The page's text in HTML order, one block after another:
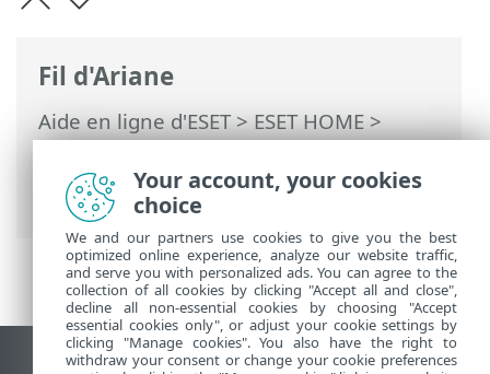
Fil d'Ariane
Aide en ligne d'ESET>ESET HOME>
Documents juridiques >Conditions
d'utilisation> Contrat de traitement de
données
Your account, your cookies
choice
We and our partners use cookies to give you the best
optimized online experience, analyze our website traffic,
and serve you with personalized ads. You can agree to the
collection of all cookies by clicking "Accept all and close",
decline all non-essential cookies by choosing "Accept
essential cookies only", or adjust your cookie settings by
clicking "Manage cookies". You also have the right to
withdraw your consent or change your cookie preferences